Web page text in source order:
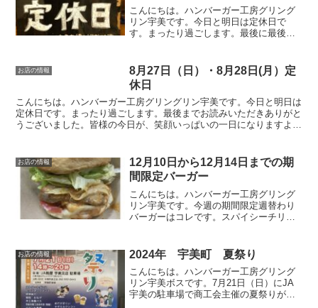
こんにちは。ハンバーガー工房グリング
リン宇美です。今日と明日は定休日で
す。まったり過ごします。最後に最後ま
になりますように😊いってらっしゃい。
お店の情報
8月27日（日）・8月28日(月）定
休日
こんにちは。ハンバーガー工房グリングリン宇美です。今日と明日は
定休日です。まったり過ごします。最後までお読みいただきありがと
うございました。皆様の今日が、笑顔いっぱいの一日になりますよう
お店の情報
12月10日から12月14日までの期
間限定バーガー
こんにちは。ハンバーガー工房グリング
リン宇美です。今週の期間限定週替わり
バーガーはコレです。スパイシーチリチ
タスをのせればトロっと流れる出るチリ
ソース。そそられる事...
お店の情報 2024年 宇美町 夏祭り
こんにちは。ハンバーガー工房グリング
リン宇美ボスです。7月21日（日）にJA
宇美の駐車場で商工会主催の夏祭りが開